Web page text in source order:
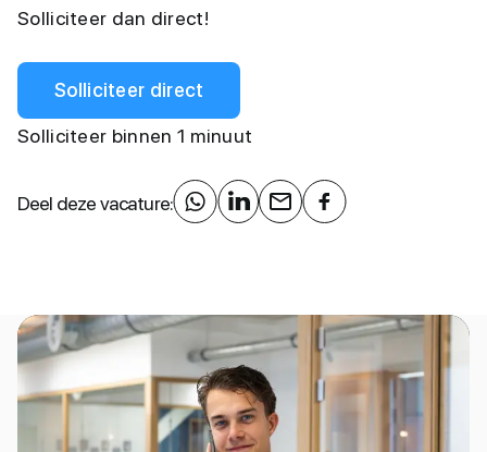
Solliciteer dan direct!
Solliciteer direct
Solliciteer binnen 1 minuut
Deel deze vacature: